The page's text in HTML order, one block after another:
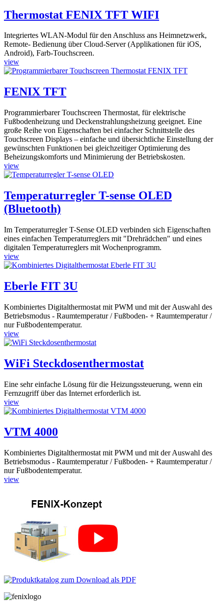
Thermostat FENIX TFT WIFI
Integriertes WLAN-Modul für den Anschluss ans Heimnetzwerk,
Remote- Bedienung über Cloud-Server (Applikationen für iOS,
Android), Farb-Touchscreen.
view
FENIX TFT
Programmierbarer Touchscreen Thermostat, für elektrische
Fußbodenheizung und Deckenstrahlungsheizung geeignet. Eine
große Reihe von Eigenschaften bei einfacher Schnittstelle des
Touchscreen Displays – einfache und übersichtliche Einstellung der
gewünschten Funktionen bei gleichzeitiger Optimierung des
Beheizungskomforts und Minimierung der Betriebskosten.
view
Temperaturregler T-sense OLED
(Bluetooth)
Im Temperaturregler T-Sense OLED verbinden sich Eigenschaften
eines einfachen Temperaturreglers mit "Drehrädchen" und eines
digitalen Temperaturreglers mit Wochenprogramm.
view
Eberle FIT 3U
Kombiniertes Digitalthermostat mit PWM und mit der Auswahl des
Betriebsmodus - Raumtemperatur / Fußboden- + Raumtemperatur /
nur Fußbodentemperatur.
view
WiFi Steckdosenthermostat
Eine sehr einfache Lösung für die Heizungssteuerung, wenn ein
Fernzugriff über das Internet erforderlich ist.
view
VTM 4000
Kombiniertes Digitalthermostat mit PWM und mit der Auswahl des
Betriebsmodus - Raumtemperatur / Fußboden- + Raumtemperatur /
nur Fußbodentemperatur.
view